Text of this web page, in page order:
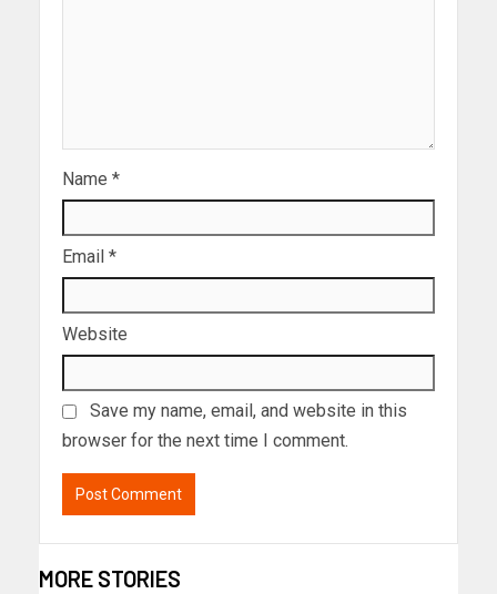
Name *
Email *
Website
Save my name, email, and website in this
browser for the next time I comment.
MORE STORIES